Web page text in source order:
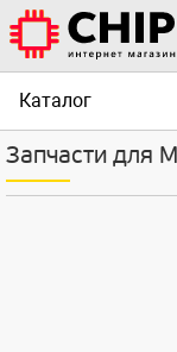
Каталог
Запчасти для